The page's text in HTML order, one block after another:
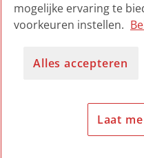
mogelijke ervaring te
voorkeuren instellen.
Alles accepteren
Laat